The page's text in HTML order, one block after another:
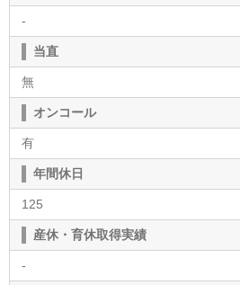
-
当直
無
オンコール
有
年間休日
125
産休・育休取得実績
-